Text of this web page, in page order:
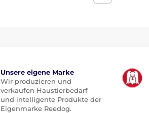
Unsere eigene Marke
Wir produzieren und
verkaufen Haustierbedarf
und intelligente Produkte der
Eigenmarke Reedog.